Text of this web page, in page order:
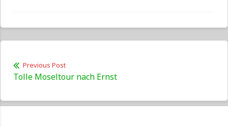
Beitragsnavigation
Previous Post
Previous
Tolle Moseltour nach Ernst